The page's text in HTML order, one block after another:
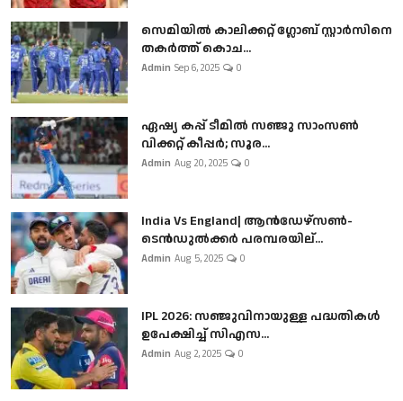
സെമിയിൽ കാലിക്കറ്റ് ഗ്ലോബ് സ്റ്റാർസിനെ
തകർത്ത് കൊച...
Admin Sep 6, 2025 0
ഏഷ്യ കപ്പ് ടീമിൽ സഞ്ജു സാംസൺ
വിക്കറ്റ് കീപ്പർ; സൂര...
Admin Aug 20, 2025 0
India Vs England| ആൻഡേഴ്സൺ-
ടെൻഡുല്‍ക്കർ പരമ്പരയില്...
Admin Aug 5, 2025 0
IPL 2026: സഞ്ജുവിനായുള്ള പദ്ധതികൾ
ഉപേക്ഷിച്ച് സിഎസ...
Admin Aug 2, 2025 0